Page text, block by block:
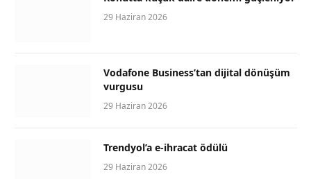
29 Haziran 2026
Vodafone Business’tan dijital dönüşüm
vurgusu
29 Haziran 2026
Trendyol’a e-ihracat ödülü
29 Haziran 2026